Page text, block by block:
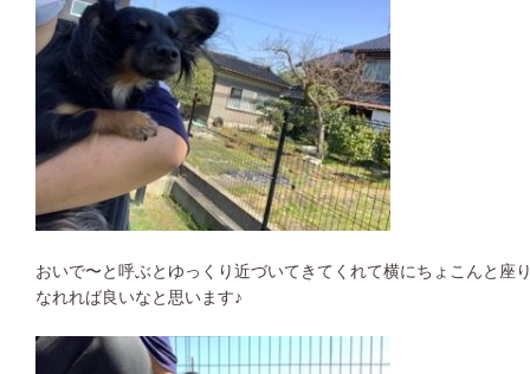
おいで〜と呼ぶとゆっくり近づいてきてくれて横にちょこんと座
なれれば良いなと思います♪